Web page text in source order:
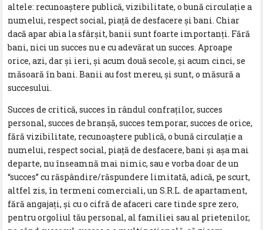
altele: recunoaştere publică, vizibilitate, o bună circulaţie a
numelui, respect social, piaţă de desfacere şi bani. Chiar
dacă apar abia la sfârşit, banii sunt foarte importanţi. Fără
bani, nici un succes nu e cu adevărat un succes. Aproape
orice, azi, dar şi ieri, şi acum două secole, şi acum cinci, se
măsoară în bani. Banii au fost mereu, şi sunt, o măsură a
succesului.
Succes de critică, succes în rândul confraţilor, succes
personal, succes de branşă, succes temporar, succes de orice,
fără vizibilitate, recunoaştere publică, o bună circulaţie a
numelui, respect social, piaţă de desfacere, bani şi aşa mai
departe, nu înseamnă mai nimic, sau e vorba doar de un
“succes” cu răspândire/răspundere limitată, adică, pe scurt,
altfel zis, în termeni comerciali, un S.R.L. de apartament,
fără angajaţi, şi cu o cifră de afaceri care tinde spre zero,
pentru orgoliul tău personal, al familiei sau al prietenilor,